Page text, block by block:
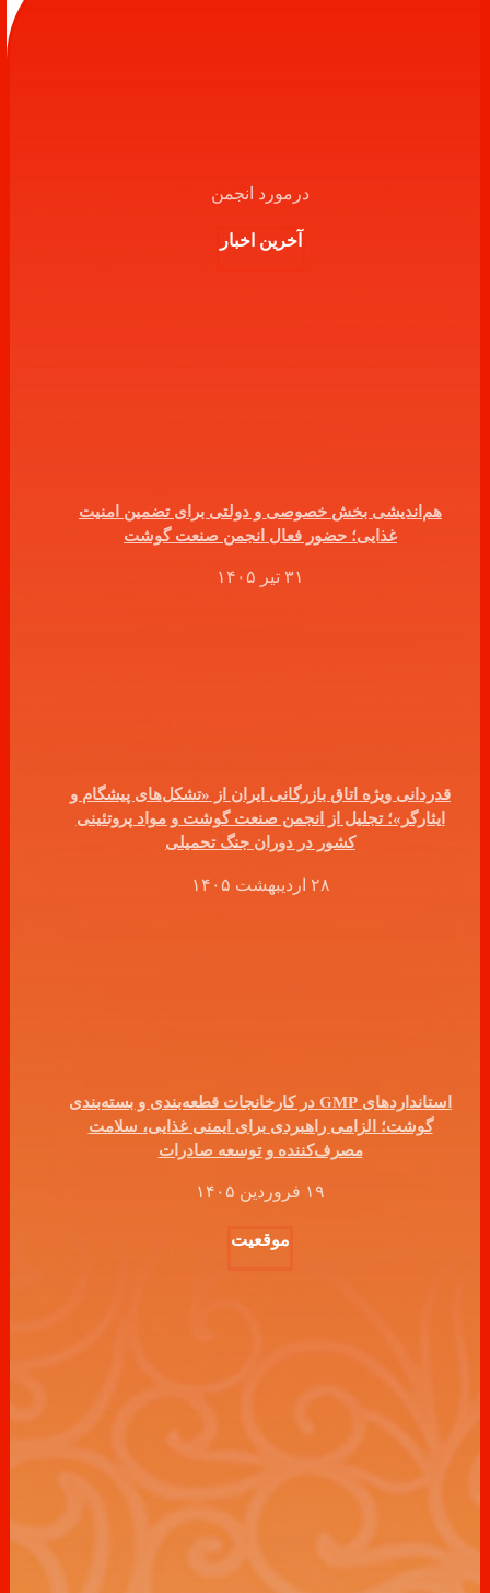
درمورد انجمن
آخرین اخبار
هم‌اندیشی بخش خصوصی و دولتی برای تضمین امنیت
غذایی؛ حضور فعال انجمن صنعت گوشت
۳۱ تیر ۱۴۰۵
قدردانی ویژه اتاق بازرگانی ایران از «تشکل‌های پیشگام و
ایثارگر»؛ تجلیل از انجمن صنعت گوشت و مواد پروتئینی
کشور در دوران جنگ تحمیلی
۲۸ اردیبهشت ۱۴۰۵
استانداردهای GMP در کارخانجات قطعه‌بندی و بسته‌بندی
گوشت؛ الزامی راهبردی برای ایمنی غذایی، سلامت
مصرف‌کننده و توسعه صادرات
۱۹ فروردین ۱۴۰۵
موقعیت